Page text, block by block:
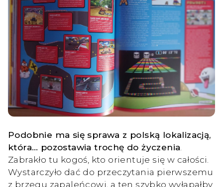
Podobnie ma się sprawa z polską lokalizacją,
która… pozostawia trochę do życzenia
Zabrakło tu kogoś, kto orientuje się w całości.
Wystarczyło dać do przeczytania pierwszemu
z brzegu zapaleńcowi, a ten szybko wyłapałby